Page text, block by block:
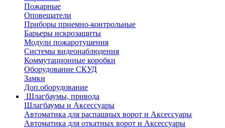
Пожарные
Оповещатели
Приборы приемно-контрольные
Барьеры искрозащиты
Модули пожаротушения
Системы видеонаблюдения
Коммутационные коробки
Оборудование СКУД
Замки
Доп.оборудование
Шлагбаумы, привода
Шлагбаумы и Аксессуары
Автоматика для распашных ворот и Аксессуары
Автоматика для откатных ворот и Аксессуары